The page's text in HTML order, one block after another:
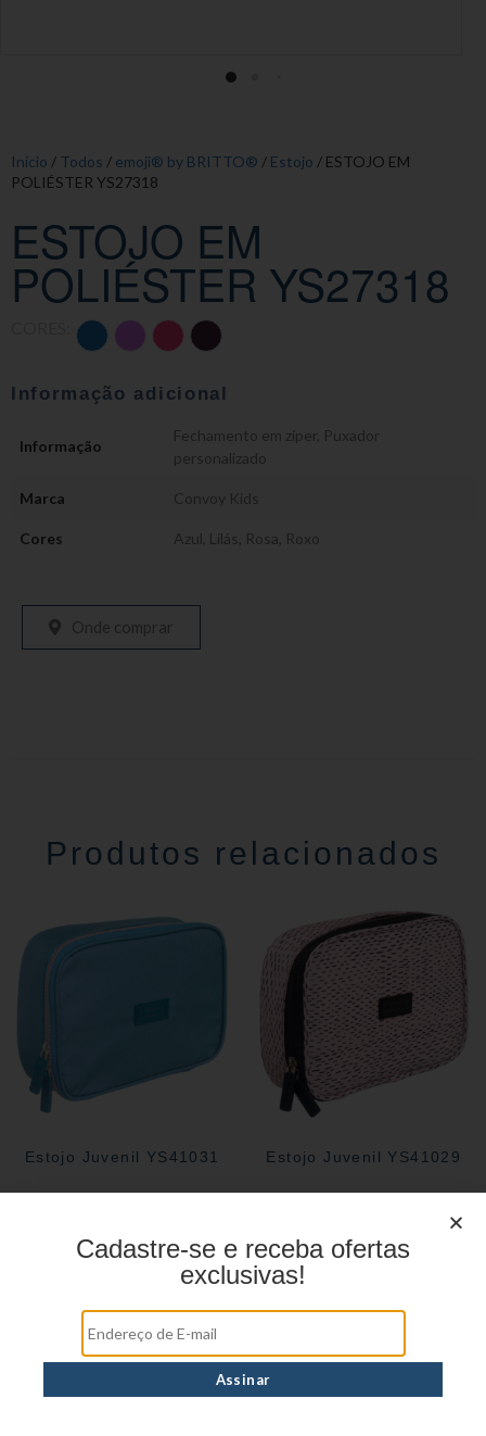
Início / Todos / emoji® by BRITTO® / Estojo / ESTOJO EM
POLIÉSTER YS27318
ESTOJO EM
POLIÉSTER YS27318
Informação adicional
Informação
Fechamento em zíper Puxador
personalizado
Marca Convoy Kids
Cores Azul Lilás Rosa Roxo
Onde comprar
Produtos relacionados
Estojo Juvenil YS41031 Estojo Juvenil YS41029
Cadastre-se e receba ofertas
exclusivas!